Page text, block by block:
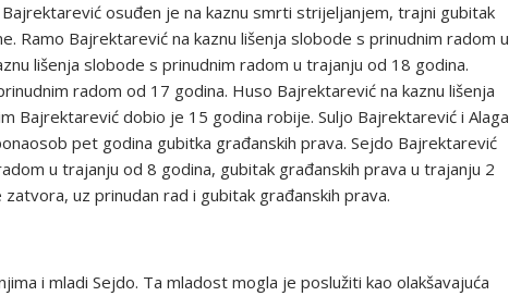
osuđen je na kaznu smrti strijeljanjem, trajni gubitak
Ramo Bajrektarević na kaznu lišenja slobode s prinudnim radom u
lišenja slobode s prinudnim radom u trajanju od 18 godina.
radom od 17 godina. Huso Bajrektarević na kaznu lišenja
Bajrektarević dobio je 15 godina robije. Suljo Bajrektarević i Alaga
pet godina gubitka građanskih prava. Sejdo Bajrektarević
u trajanju od 8 godina, gubitak građanskih prava u trajanju 2
uz prinudan rad i gubitak građanskih prava.
i mladi Sejdo. Ta mladost mogla je poslužiti kao olakšavajuća